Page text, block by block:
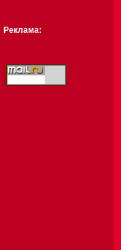
Реклама: